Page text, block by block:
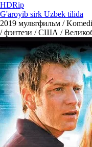
HDRip
G'aroyib sirk Uzbek tilida
2019 мультфильм /
/ фэнтези / США /